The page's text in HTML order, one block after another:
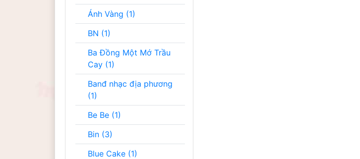
Ánh Vàng (1)
BN (1)
Ba Đồng Một Mớ Trầu
Cay (1)
Banđ nhạc địa phương
(1)
Be Be (1)
Bin (3)
Blue Cake (1)